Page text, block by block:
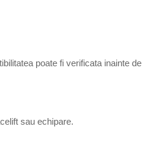
poate fi verificata inainte de
sau echipare.